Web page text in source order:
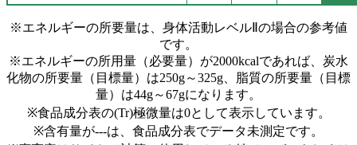
※エネルギーの所要量は、身体活動レベルⅡの場合の参考値
です。
※エネルギーの所用量（必要量）が2000kcalであれば、炭水
化物の所要量（目標量）は250g～325g、脂質の所要量（目標
量）は44g～67gになります。
※食品成分表の(Tr)極微量は0として表示しています。
※含有量が---は、食品成分表でデータ未測定です。